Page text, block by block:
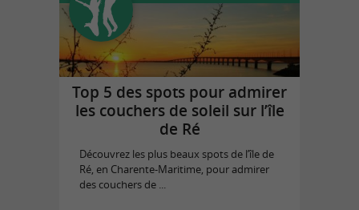
Top 5 des spots pour admirer
les couchers de soleil sur l’île
de Ré
Découvrez les plus beaux spots de l’île de
Ré, en Charente-Maritime, pour admirer
des couchers de ...